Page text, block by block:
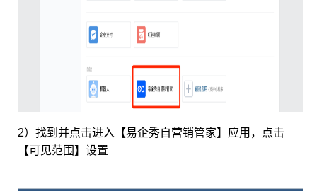
2）找到并点击进入【易企秀自营销管家】应用，点击
【可见范围】设置